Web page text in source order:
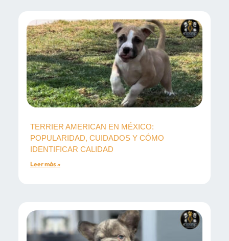
TERRIER AMERICAN EN MÉXICO:
POPULARIDAD, CUIDADOS Y CÓMO
IDENTIFICAR CALIDAD
Leer más »